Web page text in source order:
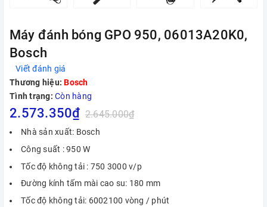
Máy đánh bóng GPO 950, 06013A20K0,
Bosch
Viết đánh giá
Thương hiệu: Bosch
Tình trạng: Còn hàng
2.573.350₫ 2.645.000₫
Nhà sản xuất: Bosch
Công suất : 950 W
Tốc độ không tải : 750 3000 v/p
Đường kính tấm mài cao su: 180 mm
Tốc độ không tải: 6002100 vòng / phút